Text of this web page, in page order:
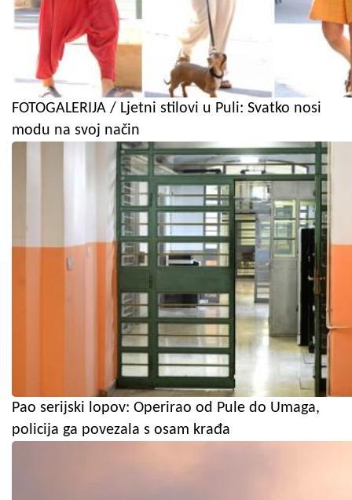
FOTOGALERIJA / Ljetni stilovi u Puli: Svatko nosi
modu na svoj način
Pao serijski lopov: Operirao od Pule do Umaga,
policija ga povezala s osam krađa